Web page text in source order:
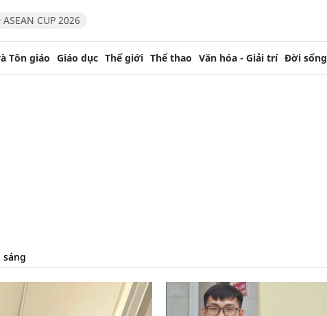
ASEAN CUP 2026
Tôn giáo Giáo dục Thế giới Thể thao Văn hóa - Giải trí Đời sống
sáng